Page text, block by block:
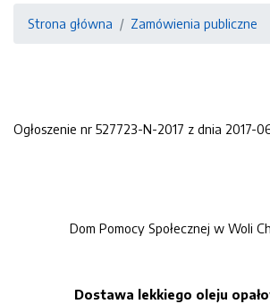
Strona główna Zamówienia publiczne
Ogłoszenie nr 527723-N-2017 z dnia 2017-
Dom Pomocy Społecznej w Woli
Dostawa lekkiego oleju